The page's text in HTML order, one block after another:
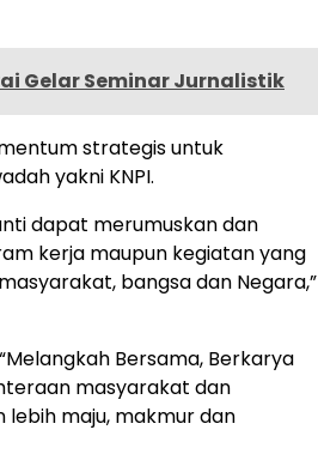
Gelar Seminar Jurnalistik
strategis untuk
yakni KNPI.
dapat merumuskan dan
kerja maupun kegiatan yang
bangsa dan Negara,”
Bersama, Berkarya
masyarakat dan
lebih maju, makmur dan